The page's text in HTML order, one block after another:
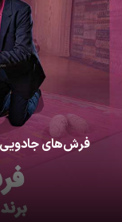
فرش‌های جادویی